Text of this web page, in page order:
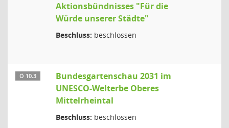
Aktionsbündnisses "Für die
Würde unserer Städte"
Beschluss: beschlossen
Ö 10.3
Bundesgartenschau 2031 im
UNESCO-Welterbe Oberes
Mittelrheintal
Beschluss: beschlossen